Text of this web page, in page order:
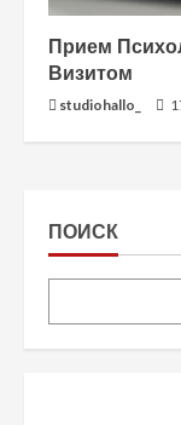
Прием
Визитом
studiohallo_
ПОИСК